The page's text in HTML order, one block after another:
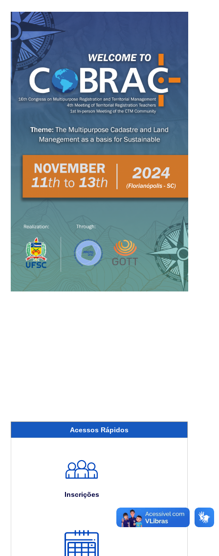
Acessos Rápidos
Inscrições